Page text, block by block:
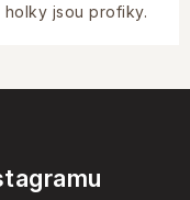
holky jsou profiky.